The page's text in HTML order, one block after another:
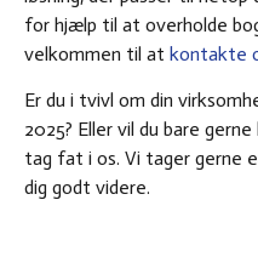
for hjælp til at overholde
velkommen til at kontakte
Er du i tvivl om din
2025? Eller vil du bare
tag fat i os. Vi tager gerne
dig godt videre.